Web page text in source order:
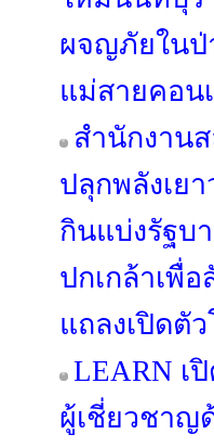
ผจญภัยในป่
แม่สายคอน
สำนักงานส
ปลุกพลังเย
กินแบ่งรัฐบ
ปกเกล้าเพื่
แถลงเปิดตั
LEARN เปิ
ผู้เชี่ยวชาญ